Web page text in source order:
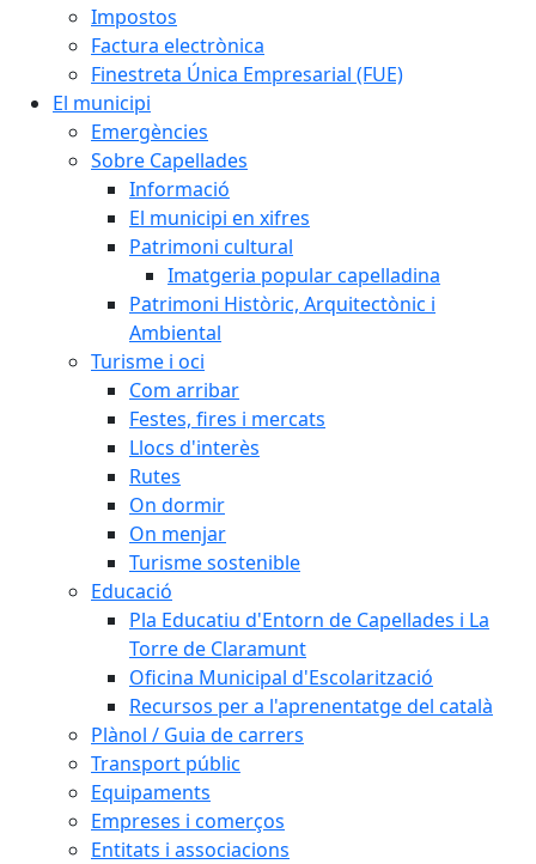
Impostos
Factura electrònica
Finestreta Única Empresarial (FUE)
El municipi
Emergències
Sobre Capellades
Informació
El municipi en xifres
Patrimoni cultural
Imatgeria popular capelladina
Patrimoni Històric, Arquitectònic i
Ambiental
Turisme i oci
Com arribar
Festes, fires i mercats
Llocs d'interès
Rutes
On dormir
On menjar
Turisme sostenible
Educació
Pla Educatiu d'Entorn de Capellades i La
Torre de Claramunt
Oficina Municipal d'Escolarització
Recursos per a l'aprenentatge del català
Plànol / Guia de carrers
Transport públic
Equipaments
Empreses i comerços
Entitats i associacions